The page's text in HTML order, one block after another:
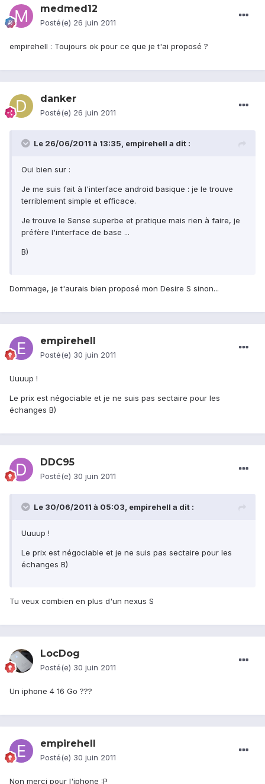
medmed12
Posté(e) 26 juin 2011
empirehell : Toujours ok pour ce que je t'ai proposé ?
danker
Posté(e) 26 juin 2011
Le 26/06/2011 à 13:35, empirehell a dit :
Oui bien sur :
Je me suis fait à l'interface android basique : je le trouve
terriblement simple et efficace.
Je trouve le Sense superbe et pratique mais rien à faire, je
préfère l'interface de base ...
B)
Dommage, je t'aurais bien proposé mon Desire S sinon...
empirehell
Posté(e) 30 juin 2011
Uuuup !
Le prix est négociable et je ne suis pas sectaire pour les
échanges B)
DDC95
Posté(e) 30 juin 2011
Le 30/06/2011 à 05:03, empirehell a dit :
Uuuup !
Le prix est négociable et je ne suis pas sectaire pour les
échanges B)
Tu veux combien en plus d'un nexus S
LocDog
Posté(e) 30 juin 2011
Un iphone 4 16 Go ???
empirehell
Posté(e) 30 juin 2011
Non merci pour l'iphone :P